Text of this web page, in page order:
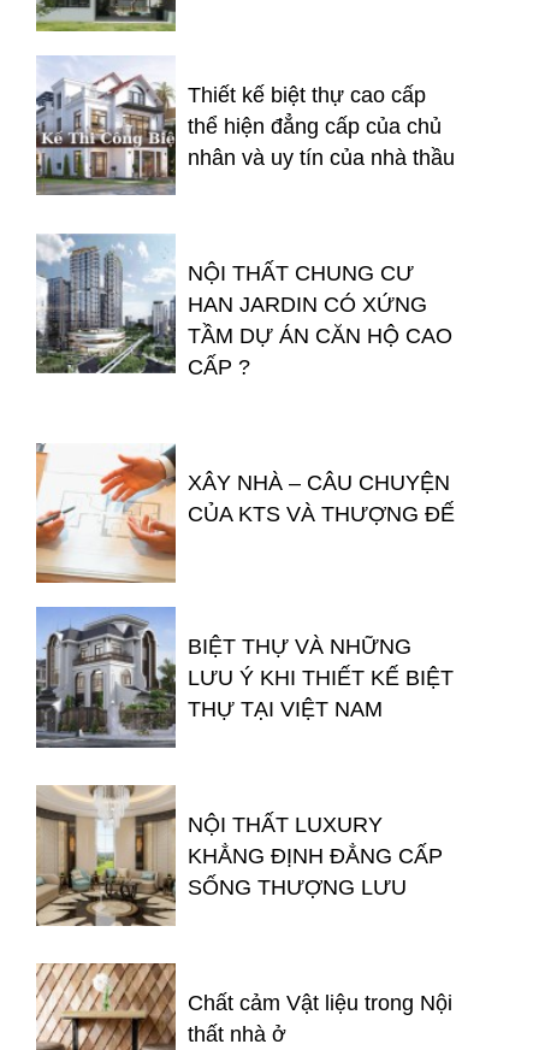
Thiết kế biệt thự cao cấp
thể hiện đẳng cấp của chủ
nhân và uy tín của nhà thầu
NỘI THẤT CHUNG CƯ
HAN JARDIN CÓ XỨNG
TẦM DỰ ÁN CĂN HỘ CAO
CẤP ?
XÂY NHÀ – CÂU CHUYỆN
CỦA KTS VÀ THƯỢNG ĐẾ
BIỆT THỰ VÀ NHỮNG
LƯU Ý KHI THIẾT KẾ BIỆT
THỰ TẠI VIỆT NAM
NỘI THẤT LUXURY
KHẲNG ĐỊNH ĐẲNG CẤP
SỐNG THƯỢNG LƯU
Chất cảm Vật liệu trong Nội
thất nhà ở